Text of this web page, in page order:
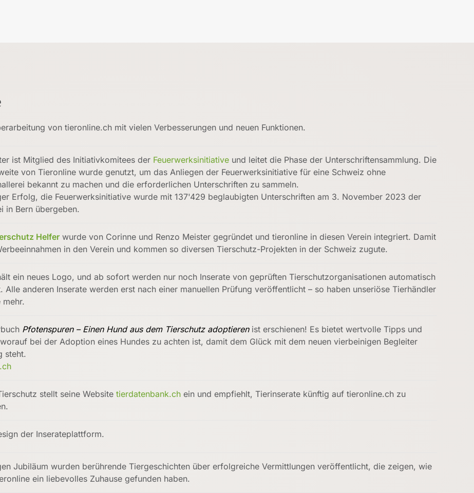
von tieronline.ch mit vielen Verbesserungen und neuen Funktionen.
ist Mitglied des Initiativkomitees der Feuerwerksinitiative und leitet die Phase der Unterschriftensammlung. Die
von Tieronline wurde genutzt, um das Anliegen der Feuerwerksinitiative für eine Schweiz ohne
bekannt zu machen und die erforderlichen Unterschriften zu sammeln.
Erfolg, die Feuerwerksinitiative wurde mit 137'429 beglaubigten Unterschriften am 3. November 2023 der
in Bern übergeben.
Helfer wurde von Corinne und Renzo Meister gegründet und tieronline in diesen Verein integriert. Damit
in den Verein und kommen so diversen Tierschutz-Projekten in der Schweiz zugute.
ein neues Logo, und ab sofort werden nur noch Inserate von geprüften Tierschutzorganisationen automatisch
Alle anderen Inserate werden erst nach einer manuellen Prüfung veröffentlicht – so haben unseriöse Tierhändler
mehr.
Pfotenspuren – Einen Hund aus dem Tierschutz adoptierenist erschienen! Es bietet wertvolle Tipps und
bei der Adoption eines Hundes zu achten ist, damit dem Glück mit dem neuen vierbeinigen Begleiter
steht.
stellt seine Website tierdatenbank.ch ein und empfiehlt, Tierinserate künftig auf tieronline.ch zu
der Inserateplattform.
Jubiläum wurden berührende Tiergeschichten über erfolgreiche Vermittlungen veröffentlicht, die zeigen, wie
ein liebevolles Zuhause gefunden haben.